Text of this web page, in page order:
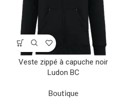
Veste zippé à capuche noir
Ludon BC
Boutique